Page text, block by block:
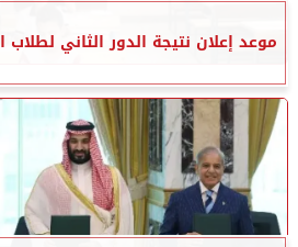
موعد إعلان نتيجة الدور الثاني لطلاب